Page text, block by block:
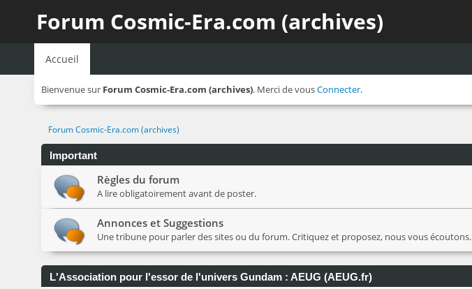
Forum Cosmic-Era.com (archives)
Accueil
Bienvenue sur Forum Cosmic-Era.com (archives). Merci de vousConnecter.
Forum Cosmic-Era.com (archives)
Important
Règles du forum
A lire obligatoirement avant de poster.
Annonces et Suggestions
Une tribune pour parler des sites ou du forum. Critiquez et proposez, nous vous écoutons.
L'Association pour l'essor de l'univers Gundam : AEUG (AEUG.fr)